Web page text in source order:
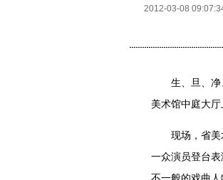
2012-03-08
生、旦、净
美术馆中庭大厅
现场，省美术
一众演员登台表